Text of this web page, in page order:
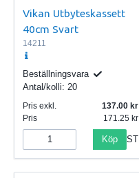
Vikan Utbyteskassett
40cm Svart
14211
Beställningsvara
Antal/kolli: 20
Pris exkl.
137.00
Pris
171.25
Köp ST